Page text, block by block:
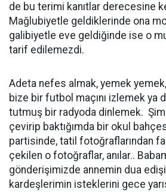
de bu terimi kanıtlar derecesine
Mağlubiyetle geldiklerinde ona
galibiyetle eve geldiğinde ise o
tarif edilemezdi.
Adeta nefes almak, yemek
bize bir futbol maçını izlemek ya
tutmuş bir radyoda dinlemek.
çevirip baktığımda bir okul
partisinde, tatil fotoğraflarından
çekilen o fotoğraflar, anılar..
gönderişimizde annemin dua
kardeşlerimin isteklerini gece